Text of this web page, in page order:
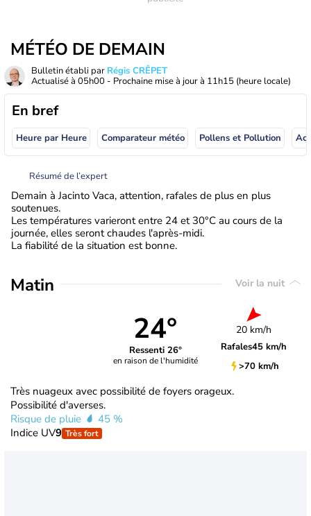
MÉTÉO DE DEMAIN
Bulletin établi par Régis CRÊPET
Actualisé à 05h00 - Prochaine mise à jour à 11h15 (heure locale)
En bref
Heure par Heure Comparateur météo Pollens et Pollution
Résumé de l’expert
Demain à Jacinto Vaca, attention, rafales de plus en plus
soutenues.
Les températures varieront entre 24 et 30°C au cours de la
journée, elles seront chaudes l'après-midi.
La fiabilité de la situation est bonne.
Matin Voir la nuit
24°
Ressenti 26°
en raison de l'humidité
20 km/h
Rafales45 km/h
>70 km/h
Très nuageux avec possibilité de foyers orageux.
Possibilité d'averses.
Risque de pluie
45 %
Indice UV9 Très fort